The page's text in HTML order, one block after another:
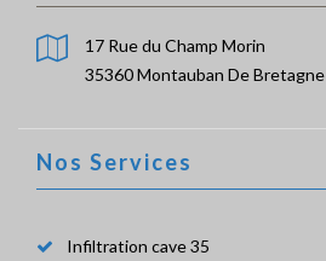
17 Rue du Champ Morin
35360 Montauban De Bretagne
Nos Services
Infiltration cave 35